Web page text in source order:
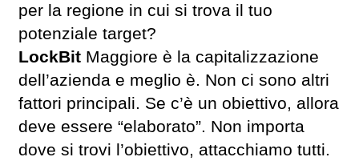
per la regione in cui si trova il tuo
potenziale target?
LockBit Maggiore è la capitalizzazione
dell’azienda e meglio è. Non ci sono altri
fattori principali. Se c’è un obiettivo, allora
deve essere “elaborato”. Non importa
dove si trovi l’obiettivo, attacchiamo tutti.